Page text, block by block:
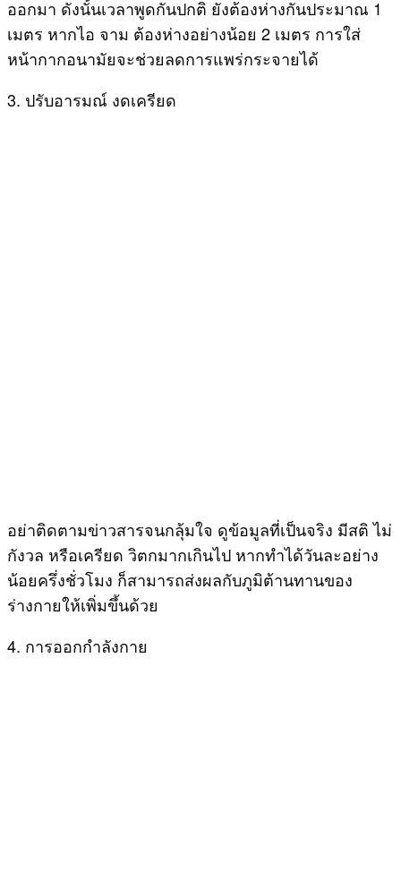
ออกมา ดังนั้นเวลาพูดกันปกติ ยังต้องห่างกันประมาณ 1
เมตร หากไอ จาม ต้องห่างอย่างน้อย 2 เมตร การใส่
หน้ากากอนามัยจะช่วยลดการแพร่กระจายได้
3. ปรับอารมณ์ งดเครียด
อย่าติดตามข่าวสารจนกลุ้มใจ ดูข้อมูลที่เป็นจริง มีสติ ไม่
กังวล หรือเครียด วิตกมากเกินไป หากทำได้วันละอย่าง
น้อยครึ่งชั่วโมง ก็สามารถส่งผลกับภูมิต้านทานของ
ร่างกายให้เพิ่มขึ้นด้วย
4. การออกกำลังกาย